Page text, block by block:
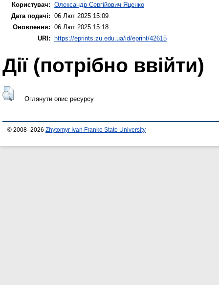
Користувач: Олександр Сергійович Яценко
Дата подачі: 06 Лют 2025 15:09
Оновлення: 06 Лют 2025 15:18
URI:
https://eprints.zu.edu.ua/id/eprint/42615
Дії ​​(потрібно ввійти)
Оглянути опис ресурсу
© 2008–2026 Zhytomyr Ivan Franko State University